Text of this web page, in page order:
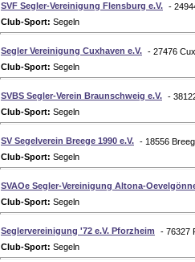
SVF Segler-Vereinigung Flensburg e.V. -
Club-Sport: Segeln
Segler Vereinigung Cuxhaven e.V. - 27476
Club-Sport: Segeln
SVBS Segler-Verein Braunschweig e.V. -
Club-Sport: Segeln
SV Segelverein Breege 1990 e.V. - 18556
Club-Sport: Segeln
SVAOe Segler-Vereinigung Altona-
Club-Sport: Segeln
Seglervereinigung '72 e.V. Pforzheim
- 76327
Club-Sport: Segeln